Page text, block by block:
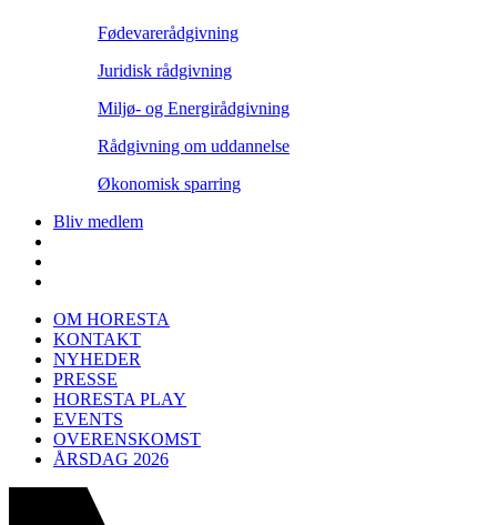
Fødevarerådgivning
Juridisk rådgivning
Miljø- og Energirådgivning
Rådgivning om uddannelse
Økonomisk sparring
Bliv medlem
OM HORESTA
KONTAKT
NYHEDER
PRESSE
HORESTA PLAY
EVENTS
OVERENSKOMST
ÅRSDAG 2026